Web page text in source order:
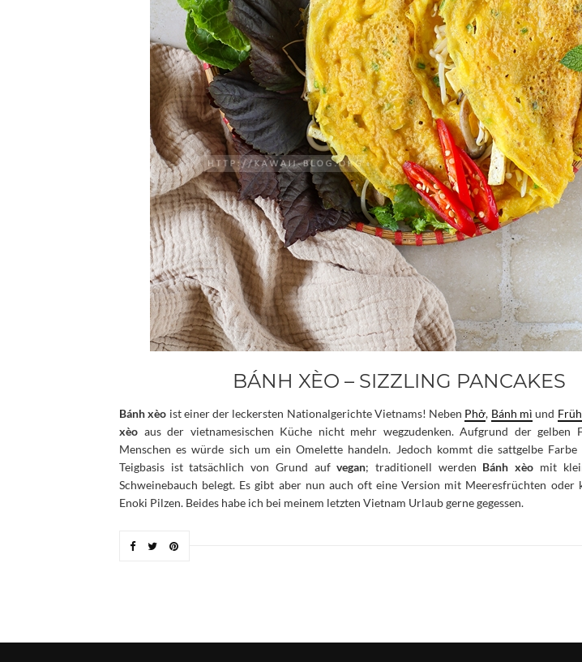
BÁNH XÈO – SIZZLING PANCAKES
Bánh xèo ist einer der leckersten Nationalgerichte Vietnams! Neben Phở, Bánh mì und
xèo aus der vietnamesischen Küche nicht mehr wegzudenken. Aufgrund der gelben
Menschen es würde sich um ein Omelette handeln. Jedoch kommt die sattgelbe
Teigbasis ist tatsächlich von Grund aufvegan; traditionell werden Bánh xèo mit
Schweinebauch belegt. Es gibt aber nun auch oft eine Version mit Meeresfrüchten oder
Enoki Pilzen. Beides habe ich bei meinem letzten Vietnam Urlaub gerne gegessen.